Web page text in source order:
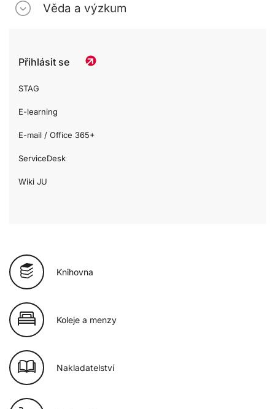
Věda a výzkum
Přihlásit se
STAG
E-learning
E-mail / Office 365+
ServiceDesk
Wiki JU
Knihovna
Koleje a menzy
Nakladatelství